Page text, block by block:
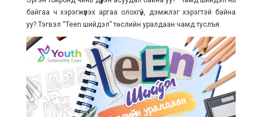
байгаа ч хэрэгжүүлэх аргаа олохгүй, дэмжлэг хэрэгтэй байна
уу? Тэгвэл “Teen шийдэл” төслийн уралдаан чамд туслъя.